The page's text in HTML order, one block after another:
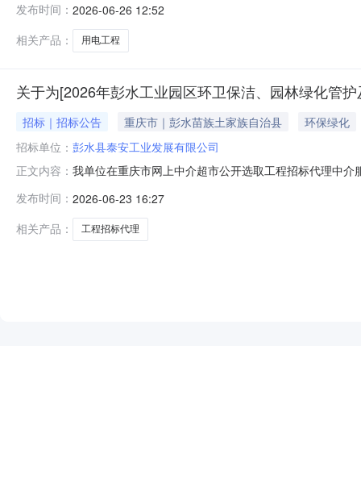
内容2.1项目名称：钙基新材料产业项目630KVA用电工
发布时间： 2026-06-26 12:52
相关产品：
用电工程
关于为[2026年彭水工业园区环卫保洁、园林绿化管
招标｜招标公告 重庆市｜彭水苗族土家族自治县
环保绿化
招标单位： 彭水县泰安工业发展有限公司
正文内容： 我单位在重庆市网上中介超市公开选取工程招标代理中
内容代理完成该服务项目招标并完成相应工作。中介机
说明代理费最高限价
发布时间： 2026-06-23 16:27
相关产品：
工程招标代理